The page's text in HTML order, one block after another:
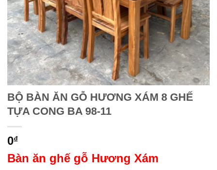
BỘ BÀN ĂN GỖ HƯƠNG XÁM 8 GHẾ
TỰA CONG BA 98-11
0₫
Bàn ăn ghế gỗ Hương Xám